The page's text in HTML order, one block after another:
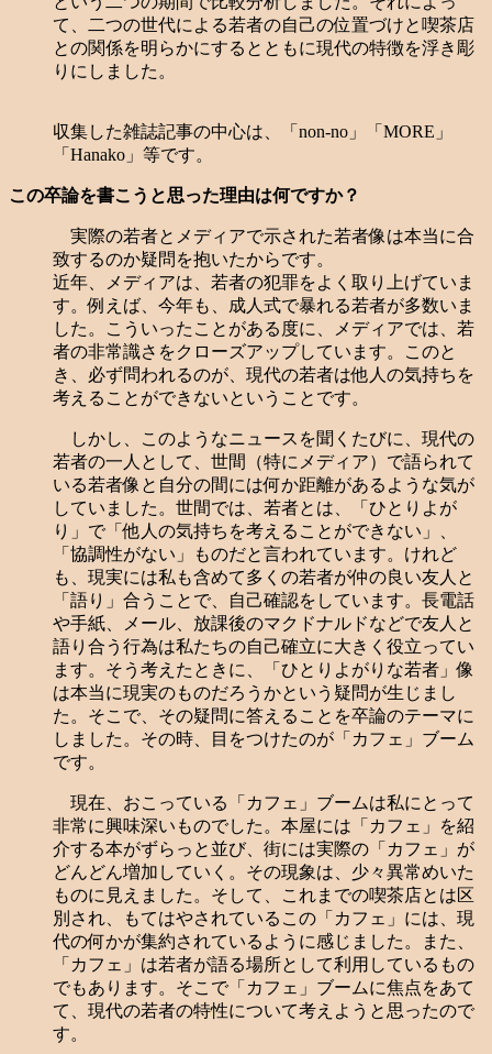
て、二つの世代による若者の自己の位置づけと喫茶店
との関係を明らかにするとともに現代の特徴を浮き彫
りにしました。
収集した雑誌記事の中心は、「non-no」「MORE」
「Hanako」等です。
この卒論を書こうと思った理由は何ですか？
実際の若者とメディアで示された若者像は本当に合
致するのか疑問を抱いたからです。
近年、メディアは、若者の犯罪をよく取り上げていま
す。例えば、今年も、成人式で暴れる若者が多数いま
した。こういったことがある度に、メディアでは、若
者の非常識さをクローズアップしています。このと
き、必ず問われるのが、現代の若者は他人の気持ちを
考えることができないということです。
しかし、このようなニュースを聞くたびに、現代の
若者の一人として、世間（特にメディア）で語られて
いる若者像と自分の間には何か距離があるような気が
していました。世間では、若者とは、「ひとりよが
り」で「他人の気持ちを考えることができない」、
「協調性がない」ものだと言われています。けれど
も、現実には私も含めて多くの若者が仲の良い友人と
「語り」合うことで、自己確認をしています。長電話
や手紙、メール、放課後のマクドナルドなどで友人と
語り合う行為は私たちの自己確立に大きく役立ってい
ます。そう考えたときに、「ひとりよがりな若者」像
は本当に現実のものだろうかという疑問が生じまし
た。そこで、その疑問に答えることを卒論のテーマに
しました。その時、目をつけたのが「カフェ」ブーム
です。
現在、おこっている「カフェ」ブームは私にとって
非常に興味深いものでした。本屋には「カフェ」を紹
介する本がずらっと並び、街には実際の「カフェ」が
どんどん増加していく。その現象は、少々異常めいた
ものに見えました。そして、これまでの喫茶店とは区
別され、もてはやされているこの「カフェ」には、現
代の何かが集約されているように感じました。また、
「カフェ」は若者が語る場所として利用しているもの
でもあります。そこで「カフェ」ブームに焦点をあて
て、現代の若者の特性について考えようと思ったので
す。